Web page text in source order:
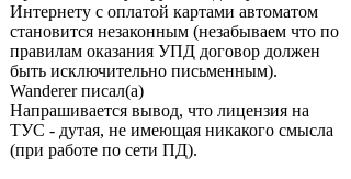
Интернету с оплатой картами автоматом
становится незаконным (незабываем что по
правилам оказания УПД договор должен
быть исключительно письменным).
Wanderer писал(а)
Напрашивается вывод, что лицензия на
ТУС - дутая, не имеющая никакого смысла
(при работе по сети ПД).